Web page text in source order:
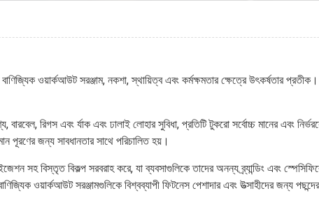
ওয়ার্কআউট সরঞ্জাম, নকশা, স্থায়িত্ব এবং কর্মক্ষমতার ক্ষেত্রে উৎকর্ষতার
রিগস এবং র্যাক এবং ঢালাই লোহার সুবিধা, প্রতিটি টুকরো সর্বোচ্চ মানের এবং
পূরণের জন্য সাবধানতার সাথে পরিচালিত হয়।
সহ বিস্তৃত বিকল্প সরবরাহ করে, যা ব্যবসাগুলিকে তাদের অনন্য ব্র্যান্ডিং এবং
ওয়ার্কআউট সরঞ্জামগুলিকে বিশ্বব্যাপী ফিটনেস পেশাদার এবং উত্সাহীদের জন্য